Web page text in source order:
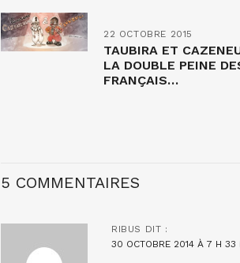
22 OCTOBRE 2015
TAUBIRA ET
LA DOUBLE PEINE
FRANÇAIS…
5 COMMENTAIRES
RIBUS DIT :
30 OCTOBRE 2014 À 7 H 33